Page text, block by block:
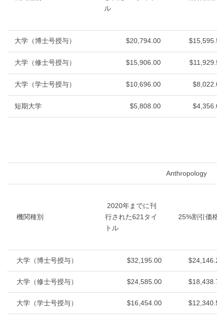
ル
大学（博士号授与） $20,794.00
大学（修士号授与） $15,906.00
大学（学士号授与） $10,696.00
短期大学 $5,808.00
Anthropology
機関種別
2020年までに刊
行された621タイ
トル
25%割引価
大学（博士号授与） $32,195.00
大学（修士号授与） $24,585.00
大学（学士号授与） $16,454.00